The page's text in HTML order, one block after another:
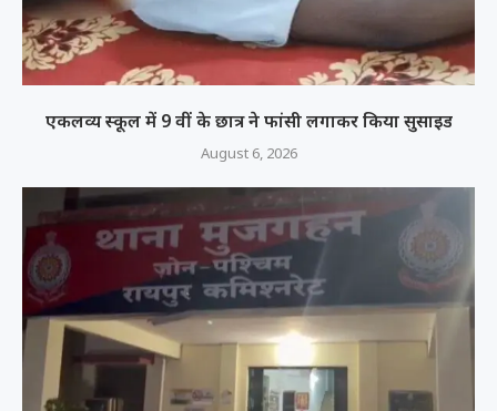
एकलव्य स्कूल में 9 वीं के छात्र ने फांसी लगाकर किया सुसाइड
August 6, 2026